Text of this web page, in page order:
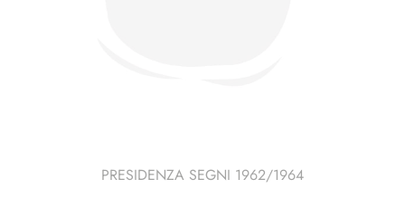
PRESIDENZA SEGNI 1962/1964